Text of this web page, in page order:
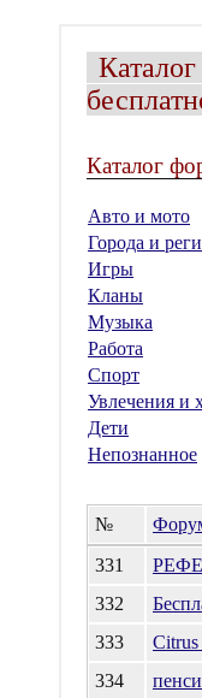
Каталог
Авто и мото
Города и
Игры
Кланы
Музыка
Работа
Спорт
Увлечения и
Дети
Непознанное
№
331
332
333
334